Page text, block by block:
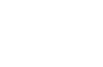
ändern (Auto wird